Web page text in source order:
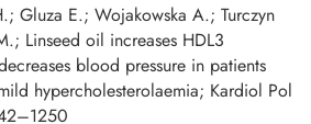
Gluza E.; Wojakowska A.; Turczyn
Linseed oil increases HDL3
blood pressure in patients
hypercholesterolaemia; Kardiol Pol